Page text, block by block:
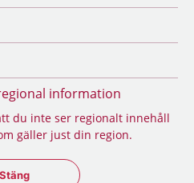
information
du inte ser regionalt innehåll
gäller just din region.
Stäng regionsväljaren
Stäng